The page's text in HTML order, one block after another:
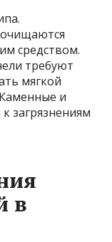
средством.
требуют
мягкой
и
загрязнениям
в